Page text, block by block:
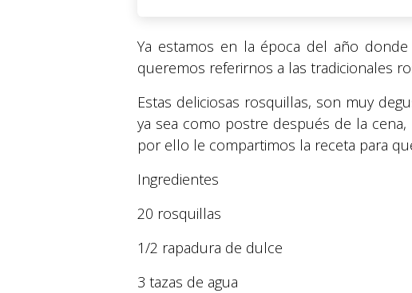
Ya estamos en la época del año
queremos referirnos a las tradicionales
Estas deliciosas rosquillas, son muy
ya sea como postre después de la
por ello le compartimos la receta para
Ingredientes
20 rosquillas
1/2 rapadura de dulce
3 tazas de agua